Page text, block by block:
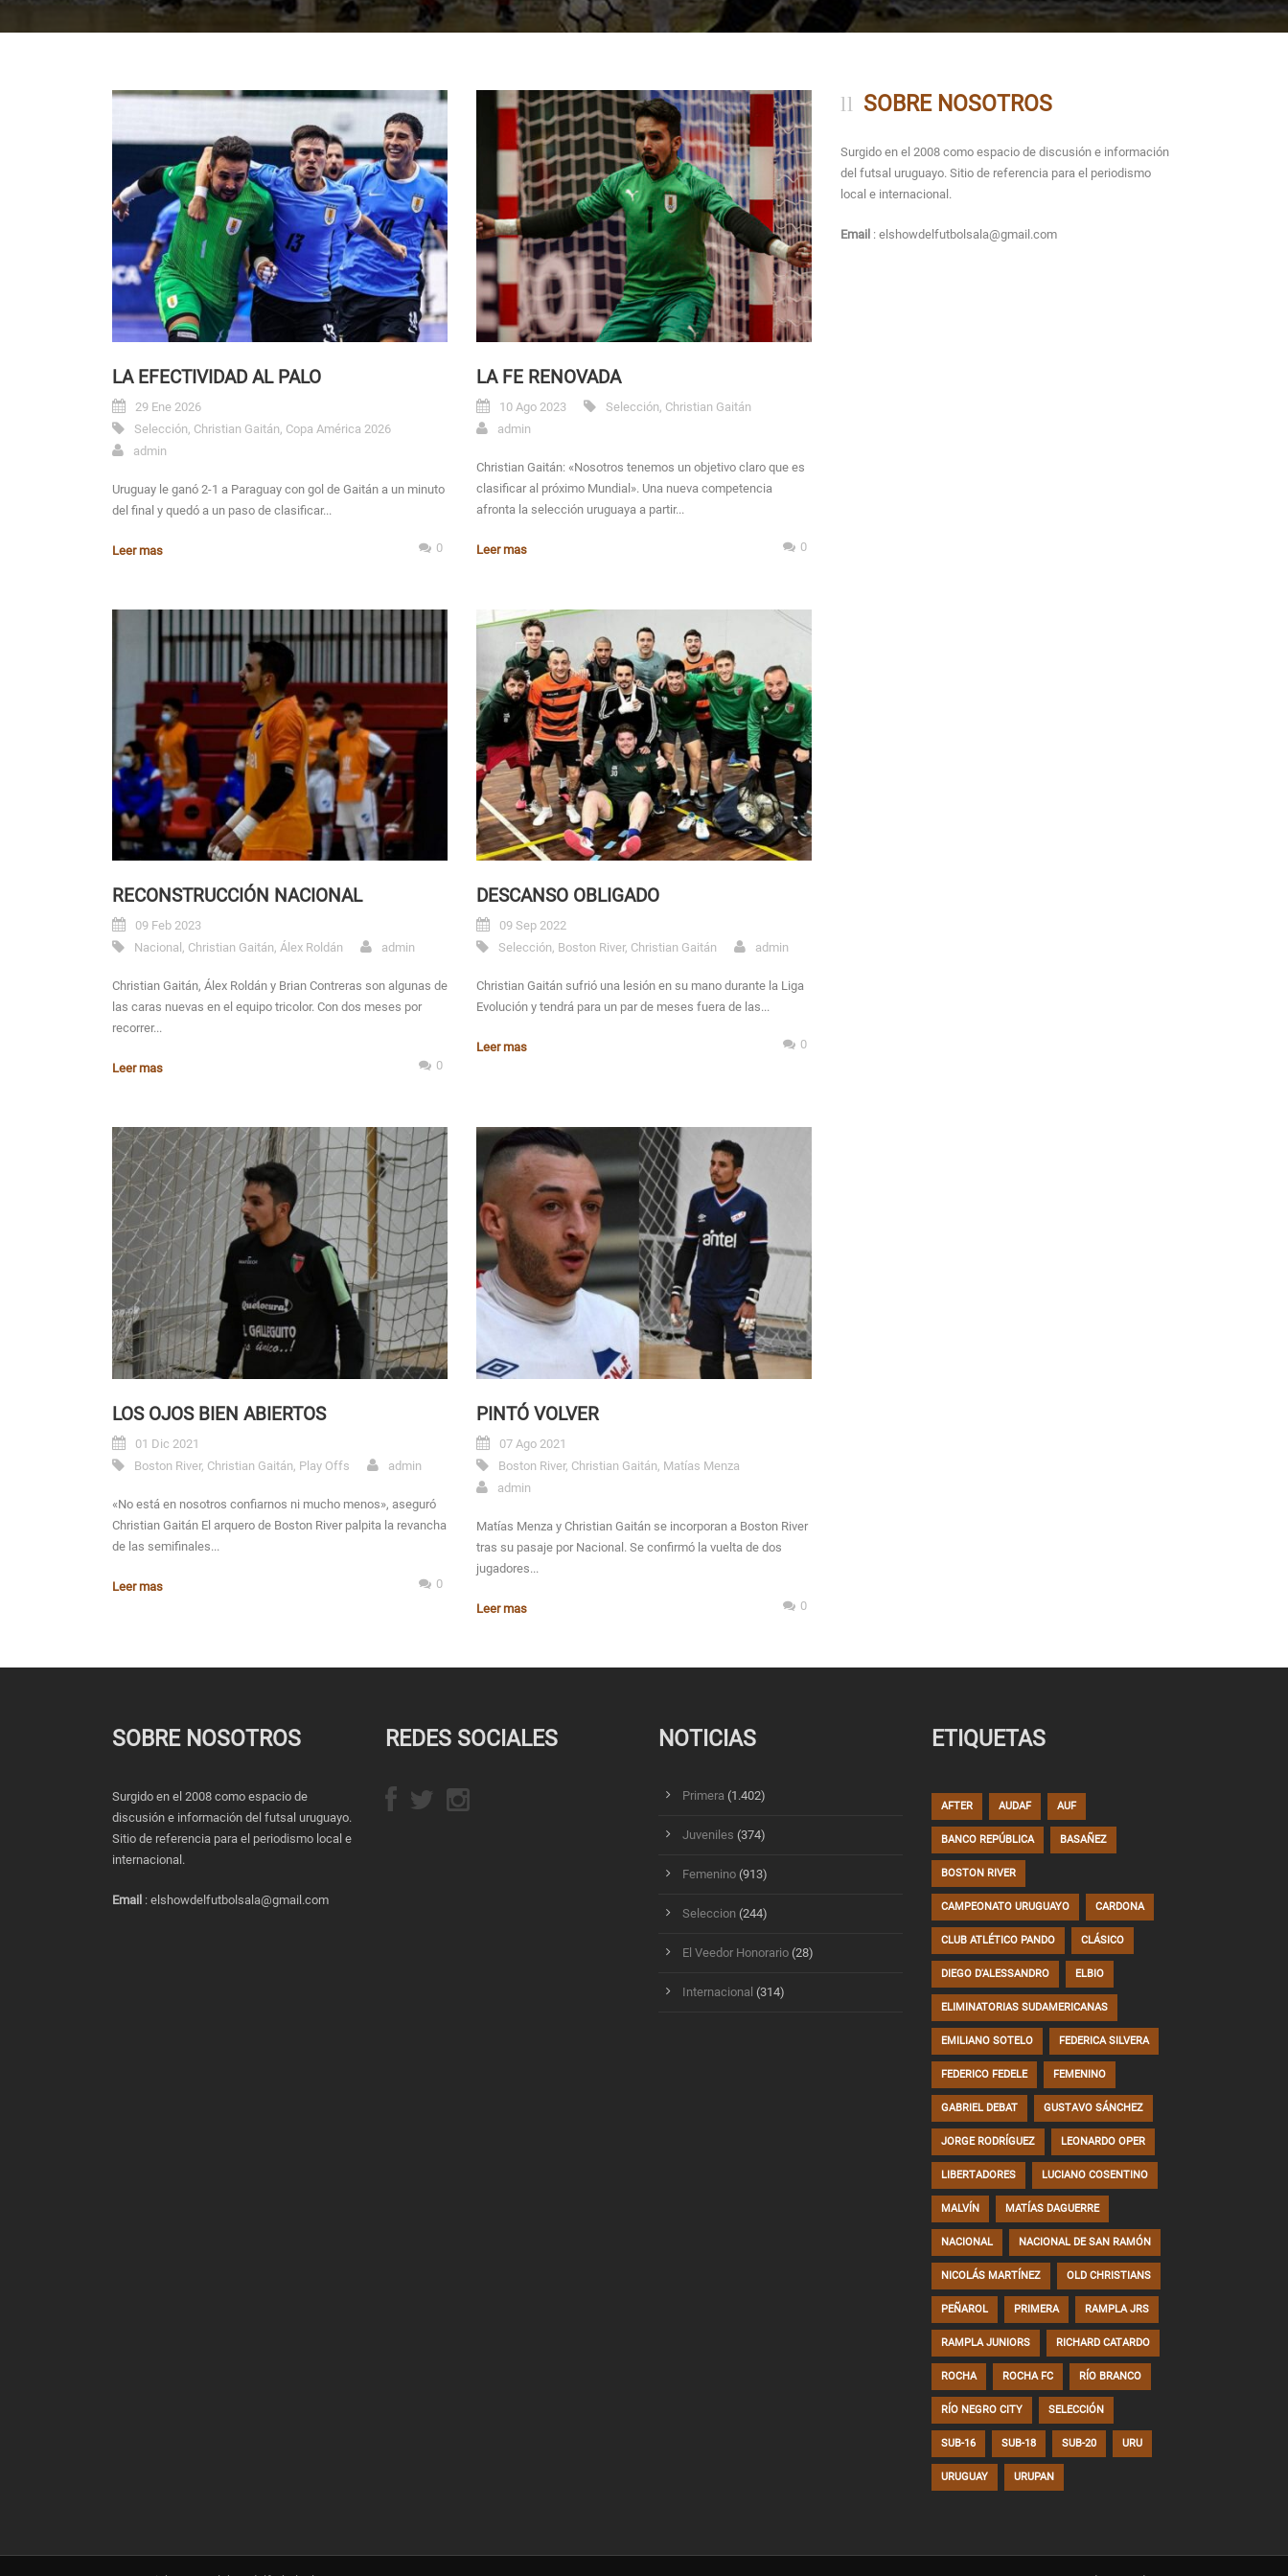
LA EFECTIVIDAD AL PALO
29 Ene 2026
Selección, Christian Gaitán, Copa América 2026
admin
Uruguay le ganó 2-1 a Paraguay con gol de Gaitán a un minuto
del final y quedó a un paso de clasificar...
Leer mas 0
LA FE RENOVADA
10 Ago 2023 Selección, Christian Gaitán
admin
Christian Gaitán: «Nosotros tenemos un objetivo claro que es
clasificar al próximo Mundial». Una nueva competencia
afronta la selección uruguaya a partir...
Leer mas 0
RECONSTRUCCIÓN NACIONAL
09 Feb 2023
Nacional , Christian Gaitán, Álex Roldán admin
Christian Gaitán, Álex Roldán y Brian Contreras son algunas de
las caras nuevas en el equipo tricolor. Con dos meses por
recorrer...
Leer mas 0
DESCANSO OBLIGADO
09 Sep 2022
Selección, Boston River, Christian Gaitán admin
Christian Gaitán sufrió una lesión en su mano durante la Liga
Evolución y tendrá para un par de meses fuera de las...
Leer mas 0
LOS OJOS BIEN ABIERTOS
01 Dic 2021
Boston River, Christian Gaitán, Play Offs admin
«No está en nosotros confiarnos ni mucho menos», aseguró
Christian Gaitán El arquero de Boston River palpita la revancha
de las semifinales...
Leer mas 0
PINTÓ VOLVER
07 Ago 2021
Boston River, Christian Gaitán, Matías Menza
admin
Matías Menza y Christian Gaitán se incorporan a Boston River
tras su pasaje por Nacional. Se confirmó la vuelta de dos
jugadores...
Leer mas 0
SOBRE NOSOTROS
Surgido en el 2008 como espacio de discusión e información
del futsal uruguayo. Sitio de referencia para el periodismo
local e internacional.
Email : elshowdelfutbolsala@gmail.com
SOBRE NOSOTROS
Surgido en el 2008 como espacio de
discusión e información del futsal uruguayo.
Sitio de referencia para el periodismo local e
internacional.
Email : elshowdelfutbolsala@gmail.com
REDES SOCIALES NOTICIAS
Primera (1.402)
Juveniles (374)
Femenino (913)
Seleccion (244)
El Veedor Honorario (28)
Internacional (314)
ETIQUETAS
AFTER AUDAF AUF
BANCO REPÚBLICA BASAÑEZ
BOSTON RIVER
CAMPEONATO URUGUAYO CARDONA
CLUB ATLÉTICO PANDO CLÁSICO
DIEGO D'ALESSANDRO ELBIO
ELIMINATORIAS SUDAMERICANAS
EMILIANO SOTELO FEDERICA SILVERA
FEDERICO FEDELE FEMENINO
GABRIEL DEBAT GUSTAVO SÁNCHEZ
JORGE RODRÍGUEZ LEONARDO OPER
LIBERTADORES LUCIANO COSENTINO
MALVÍN MATÍAS DAGUERRE
NACIONAL NACIONAL DE SAN RAMÓN
NICOLÁS MARTÍNEZ OLD CHRISTIANS
PEÑAROL PRIMERA RAMPLA JRS
RAMPLA JUNIORS RICHARD CATARDO
ROCHA ROCHA FC RÍO BRANCO
RÍO NEGRO CITY SELECCIÓN
SUB-16 SUB-18 SUB-20 URU
URUGUAY URUPAN